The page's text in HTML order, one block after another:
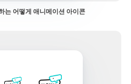
는 어떻게 애니메이션 아이콘